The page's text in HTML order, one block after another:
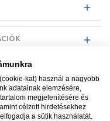
kat) használ a nagyobb
adatainak elemzésére,
megjelenítésére és
célzott hirdetésekhez
a sütik használatát.